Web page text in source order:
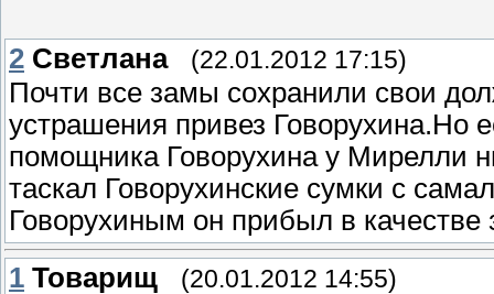
2 Светлана (22.01.2012 17:15)
Почти все замы сохранили свои
устрашения привез Говорухина.Но
помощника Говорухина у Мирелли
таскал Говорухинские сумки с
Говорухиным он прибыл в
1 Товарищ (20.01.2012 14:55)